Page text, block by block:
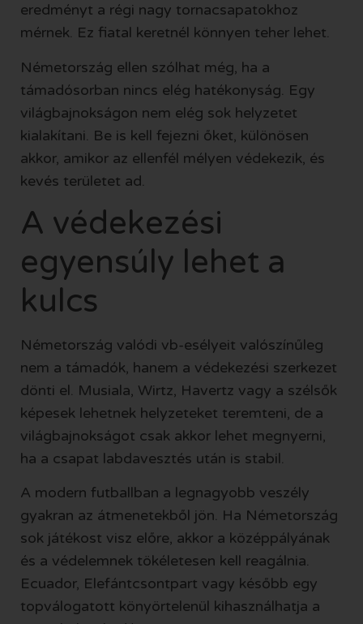
eredményt a régi nagy tornacsapatokhoz
mérnek. Ez fiatal keretnél könnyen teher lehet.
Németország ellen szólhat még, ha a
támadósorban nincs elég hatékonyság. Egy
világbajnokságon nem elég sok helyzetet
kialakítani. Be is kell fejezni őket, különösen
akkor, amikor az ellenfél mélyen védekezik, és
kevés területet ad.
A védekezési
egyensúly lehet a
kulcs
Németország valódi vb-esélyeit valószínűleg
nem a támadók, hanem a védekezési szerkezet
dönti el. Musiala, Wirtz, Havertz vagy a szélsők
képesek lehetnek helyzeteket teremteni, de a
világbajnokságot csak akkor lehet megnyerni,
ha a csapat labdavesztés után is stabil.
A modern futballban a legnagyobb veszély
gyakran az átmenetekből jön. Ha Németország
sok játékost visz előre, akkor a középpályának
és a védelemnek tökéletesen kell reagálnia.
Ecuador, Elefántcsontpart vagy később egy
topválogatott könyörtelenül kihasználhatja a